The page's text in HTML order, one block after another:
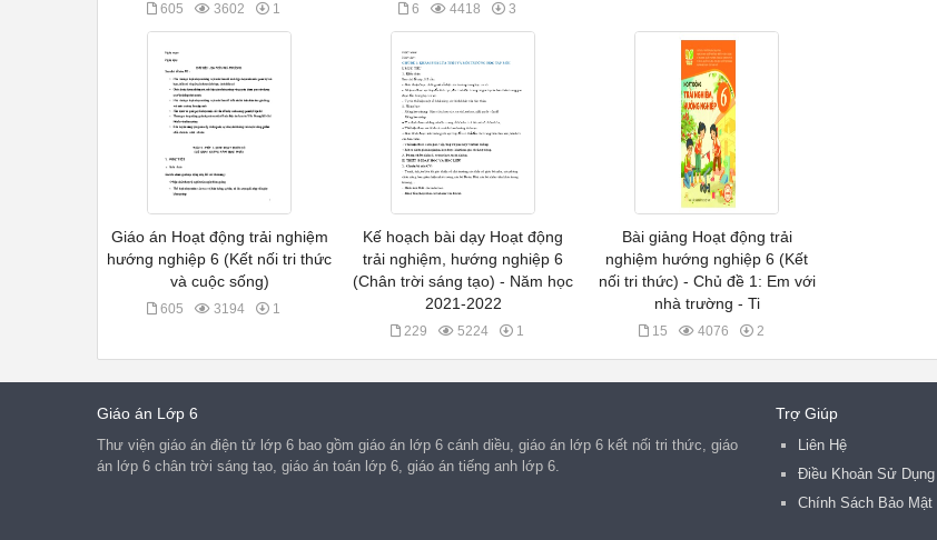
605 3602 1 6 4418 3
Giáo án Hoạt động trải nghiệm
hướng nghiệp 6 (Kết nối tri thức
và cuộc sống)
605 3194 1
Kế hoạch bài dạy Hoạt động
trải nghiệm, hướng nghiệp 6
(Chân trời sáng tạo) - Năm học
2021-2022
229 5224 1
Bài giảng Hoạt động trải
nghiệm hướng nghiệp 6 (Kết
nối tri thức) - Chủ đề 1: Em với
nhà trường - Ti
15 4076 2
Giáo án Lớp 6
Thư viện giáo án điện tử lớp 6 bao gồm giáo án lớp 6 cánh diều, giáo án lớp 6 kết nối tri thức, giáo
án lớp 6 chân trời sáng tạo, giáo án toán lớp 6, giáo án tiếng anh lớp 6.
Trợ Giúp
Liên Hệ
Điều Khoản Sử Dụng
Chính Sách Bảo Mật